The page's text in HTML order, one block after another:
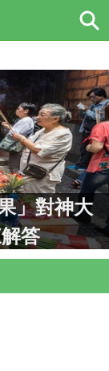
」對神大
答